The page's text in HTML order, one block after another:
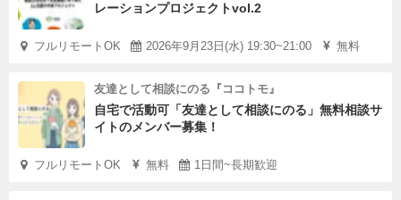
レーションプロジェクトvol.2
フルリモートOK 2026年9月23日(水) 19:30~21:00 無料
友達として相談にのる『ココトモ』
自宅で活動可「友達として相談にのる」無料相談サ
イトのメンバー募集！
フルリモートOK 無料 1日間~長期歓迎